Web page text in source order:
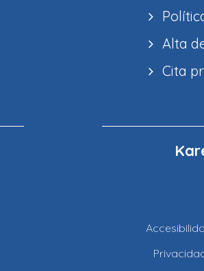
Alta
Cita